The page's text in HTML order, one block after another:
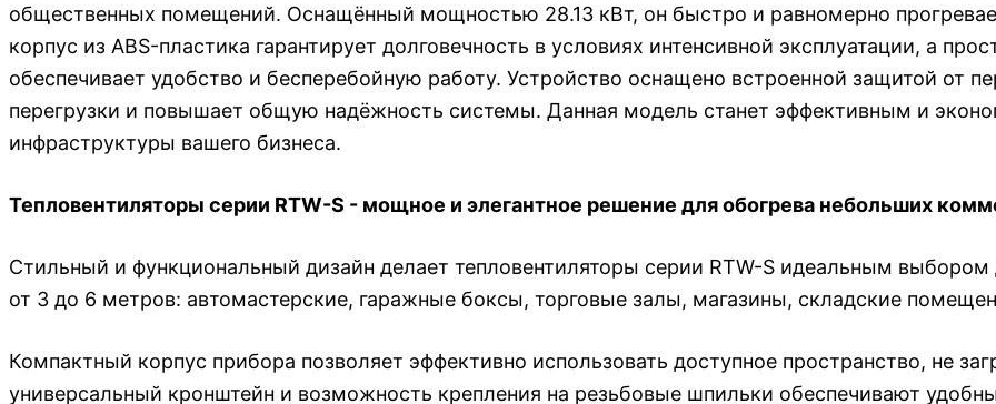
общественных помещений. Оснащённый мощностью 28.13 кВт, он быстро и равномерно
корпус из ABS-пластика гарантирует долговечность в условиях интенсивной эксплуатации, а
обеспечивает удобство и бесперебойную работу. Устройство оснащено встроенной защитой от
перегрузки и повышает общую надёжность системы. Данная модель станет эффективным и
инфраструктуры вашего бизнеса.
Тепловентиляторы серии RTW-S - мощное и элегантное решение для обогрева небольших
Стильный и функциональный дизайн делает тепловентиляторы серии RTW-S идеальным выбором
от 3 до 6 метров: автомастерские, гаражные боксы, торговые залы, магазины, складские
Компактный корпус прибора позволяет эффективно использовать доступное пространство, не
универсальный кронштейн и возможность крепления на резьбовые шпильки обеспечивают